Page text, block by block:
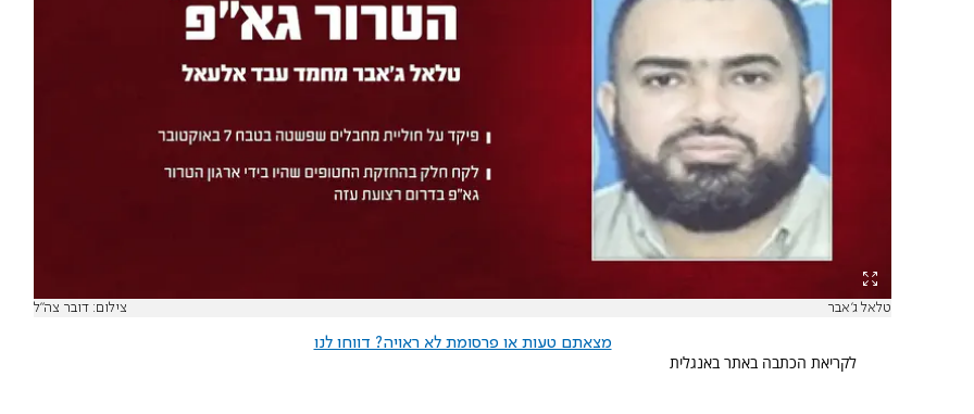
טלאל ג'אבר צילום: דובר צה"ל
מצאתם טעות או פרסומת לא ראויה? דווחו לנו
לקריאת הכתבה באתר באנגלית